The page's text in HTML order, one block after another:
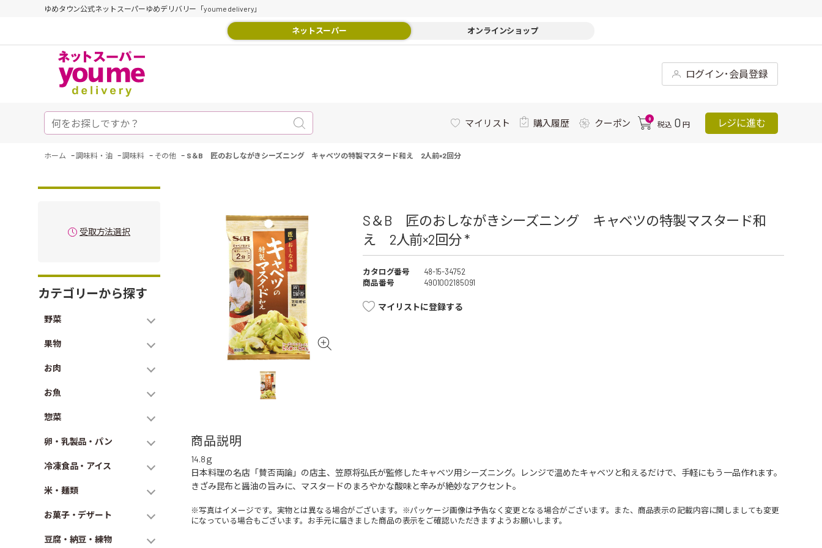
ゆめタウン公式ネットスーパーゆめデリバリー「youme delivery」
ネットスーパー オンラインショップ
ログイン･会員登録
マイリスト 購入履歴 クーポン 0
税込 0 円 レジに進む
ホーム -調味料・油 -調味料 - その他 - S＆B 匠のおしながきシーズニング キャベツの特製マスタード和え 2人前×2回分
受取方法選択
カテゴリーから探す
野菜
果物
お肉
お魚
惣菜
卵・乳製品・パン
冷凍食品・アイス
米・麺類
お菓子・デザート
豆腐・納豆・練物
S＆B 匠のおしながきシーズニング キャベツの特製マスタード和
え 2人前×2回分 *
カタログ番号
48-15-34752
商品番号
4901002185091
マイリストに登録する
商品説明
14.8ｇ
日本料理の名店「賛否両論」の店主、笠原将弘氏が監修したキャベツ用シーズニング。レンジで温めたキャベツと和えるだけで、手軽にもう一品作れます。
きざみ昆布と醤油の旨みに、マスタードのまろやかな酸味と辛みが絶妙なアクセント。
※写真はイメージです。実物とは異なる場合がございます。※パッケージ画像は予告なく変更となる場合がございます。また、商品表示の記載内容に関しましても変更
になっている場合もございます。お手元に届きました商品の表示をご確認いただきますようお願いします。